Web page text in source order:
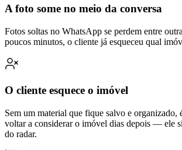
A foto some no meio da conversa
Fotos soltas no WhatsApp se perdem entre
poucos minutos, o cliente já esqueceu qual
O cliente esquece o imóvel
Sem um material que fique salvo e
voltar a considerar o imóvel dias depois — ele
do radar.